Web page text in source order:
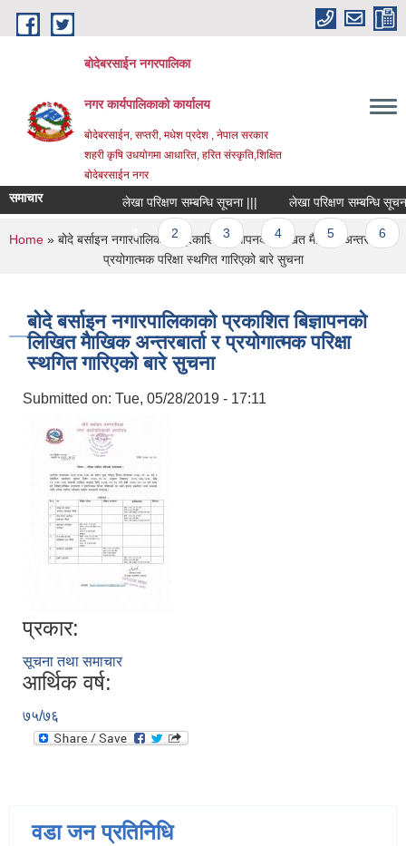
Skip to main content
बोदेबरसाईन नगरपालिका
नगर कार्यपालिकाको कार्यालय
बोदेबरसाईन, सप्तरी, मधेश प्रदेश , नेपाल सरकार
शहरी कृषि उधयोगमा आधारित, हरित संस्कृति,शिक्षित
बोदेबरसाईन नगर
समाचार लेखा परिक्षण सम्बन्धि सूचना ||| लेखा परिक्षण सम्बन्धि सूचना
Pages
1 2 3 4 5 6
You are here
Home » बोदे बर्साइन नगारपालिकाको प्रकाशित बिज्ञापनको लिखित मैाखिक अन्तरबार्ता र
प्रयोगात्मक परिक्षा स्थगित गारिएको बारे सुचना
बोदे बर्साइन नगारपालिकाको प्रकाशित बिज्ञापनको
लिखित मैाखिक अन्तरबार्ता र प्रयोगात्मक परिक्षा
स्थगित गारिएको बारे सुचना
Submitted on: Tue, 05/28/2019 - 17:11
प्रकार:
सूचना तथा समाचार
आर्थिक वर्ष:
७५/७६
वडा जन प्रतिनिधि